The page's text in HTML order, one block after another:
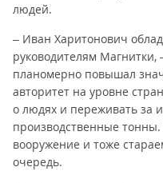
людей.
– Иван Харитонович
руководителям Магнитки,
планомерно повышал
авторитет на уровне
о людях и переживать за
производственные
вооружение и тоже
очередь.